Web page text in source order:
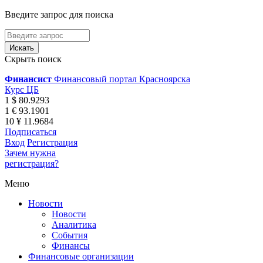
Введите запрос для поиска
Скрыть поиск
Финансист Финансовый портал Красноярска
Курс ЦБ
1 $ 80.9293
1 € 93.1901
10 ¥ 11.9684
Подписаться
Вход Регистрация
Зачем нужна
регистрация?
Меню
Новости
Новости
Аналитика
События
Финансы
Финансовые организации